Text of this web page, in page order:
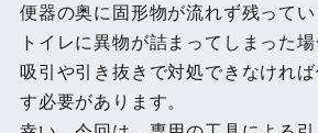
便器の奥に固形物が流れず残ってい
トイレに異物が詰まってしまった
吸引や引き抜きで対処できなけれ
す必要があります。